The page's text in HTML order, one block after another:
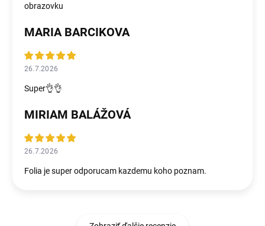
obrazovku
MARIA BARCIKOVA
26.7.2026
Super👌👌
MIRIAM BALÁŽOVÁ
26.7.2026
Folia je super odporucam kazdemu koho poznam.